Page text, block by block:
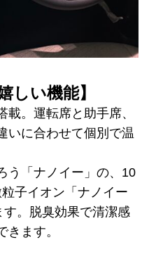
しい機能】
。運転席と助手席、
いに合わせて個別で温
う「ナノイー」の、10
子イオン「ナノイー
。脱臭効果で清潔感
ます。